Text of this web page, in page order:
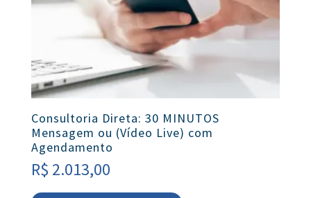
Consultoria Direta: 30 MINUTOS
Mensagem ou (Vídeo Live) com
Agendamento
R$ 2.013,00